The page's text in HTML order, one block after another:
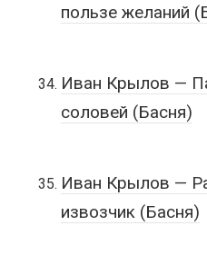
пользе желаний
Иван Крылов —
соловей (Басня)
Иван Крылов —
извозчик (Басня)